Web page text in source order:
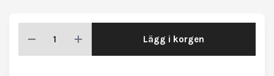
Lägg i korgen